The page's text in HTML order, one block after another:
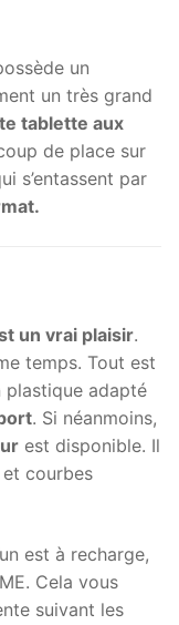
un
un très grand
tablette aux
de place sur
s’entassent par
un vrai plaisir.
temps. Tout est
plastique adapté
. Si néanmoins,
est disponible. Il
courbes
est à recharge,
Cela vous
suivant les